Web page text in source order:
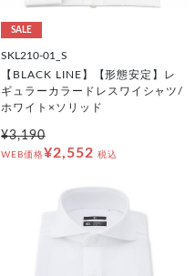
SALE
SKL210-01_S
【BLACK LINE】【形態安定】レ
ギュラーカラードレスワイシャツ/
ホワイト×ソリッド
¥3,190
WEB価格¥2,552 税込